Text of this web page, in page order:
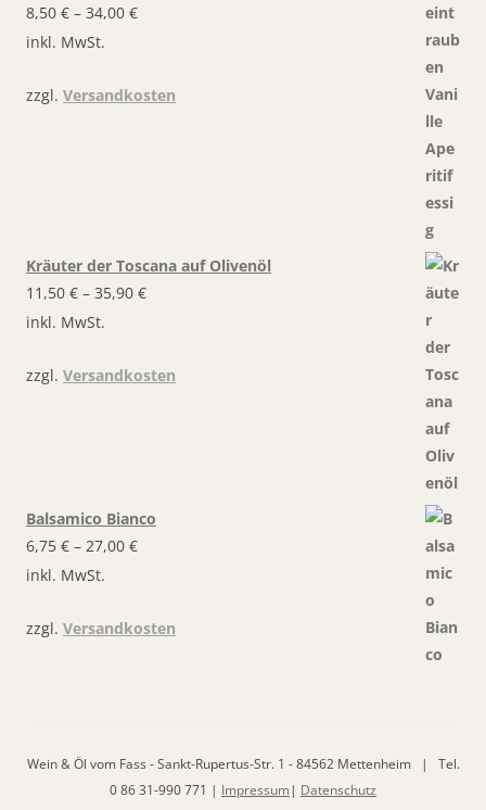
8,50 € – 34,00 €
inkl. MwSt.
zzgl. Versandkosten
Kräuter der Toscana auf Olivenöl
11,50 € – 35,90 €
inkl. MwSt.
zzgl. Versandkosten
Balsamico Bianco
6,75 € – 27,00 €
inkl. MwSt.
zzgl. Versandkosten
Wein & Öl vom Fass - Sankt-Rupertus-Str. 1 - 84562 Mettenheim | Tel.
0 86 31-990 771 | Impressum | Datenschutz